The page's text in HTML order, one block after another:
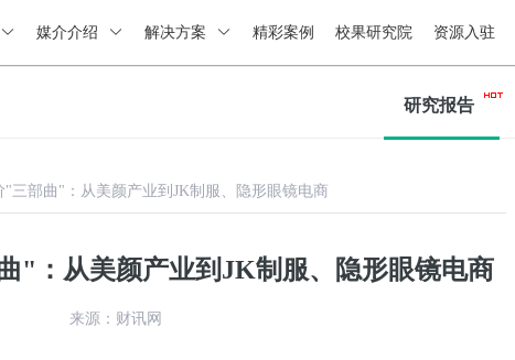
媒介介绍 解决方案 精彩案例 校果研究院 资源入驻
研究报告
"三部曲"：从美颜产业到JK制服、隐形眼镜电商
"：从美颜产业到JK制服、隐形眼镜电商
来源：财讯网